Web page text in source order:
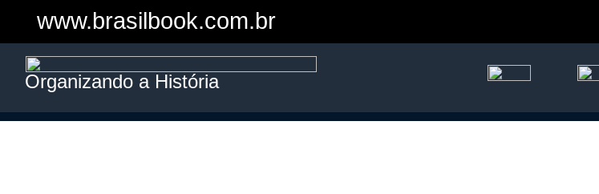
www.brasilbook.com.br
Organizando a História